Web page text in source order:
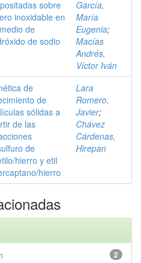
sobre
inoxidable en
de
de sodio
García,
María
Eugenia;
Macías
Andrés,
Víctor Iván
de
de
sólidas a
de las
de
hierro y etil
hierro
Lara
Romero,
Javier;
Chávez
Cárdenas,
Hirepan
2